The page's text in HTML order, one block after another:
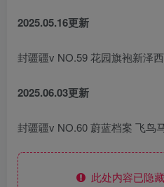
2025.05.16更新
封疆疆v NO.59 花园旗袍新泽
2025.06.03更新
封疆疆v NO.60 蔚蓝档案 飞鸟
此处内容已隐